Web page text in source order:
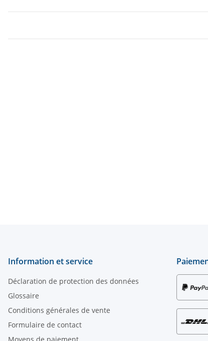
Information et service
Déclaration de protection des données
Glossaire
Conditions générales de vente
Formulaire de contact